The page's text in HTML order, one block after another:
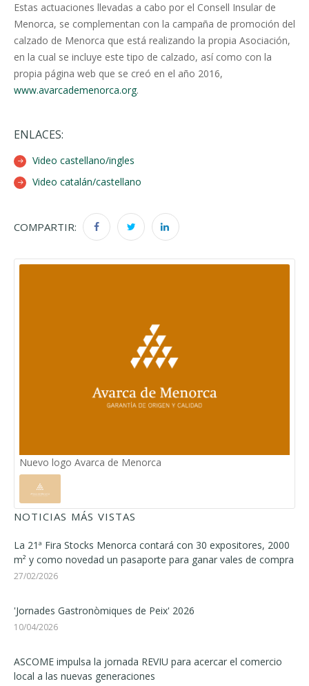
Estas actuaciones llevadas a cabo por el Consell Insular de
Menorca, se complementan con la campaña de promoción del
calzado de Menorca que está realizando la propia Asociación,
en la cual se incluye este tipo de calzado, así como con la
propia página web que se creó en el año 2016,
www.avarcademenorca.org.
ENLACES:
Video castellano/ingles
Video catalán/castellano
COMPARTIR:
Nuevo logo Avarca de Menorca
NOTICIAS MÁS VISTAS
La 21ª Fira Stocks Menorca contará con 30 expositores, 2000
m² y como novedad un pasaporte para ganar vales de compra
27/02/2026
'Jornades Gastronòmiques de Peix' 2026
10/04/2026
ASCOME impulsa la jornada REVIU para acercar el comercio
local a las nuevas generaciones